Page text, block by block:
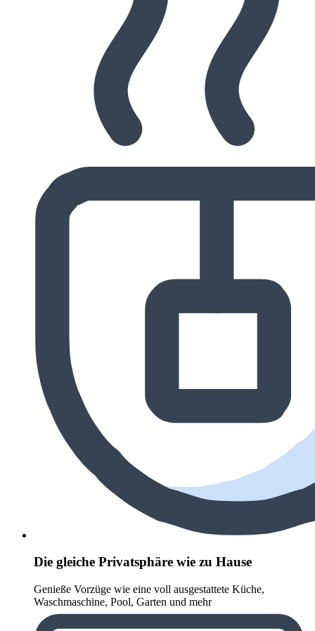
Die gleiche Privatsphäre wie zu Hause
Genieße Vorzüge wie eine voll ausgestattete Küche,
Waschmaschine, Pool, Garten und mehr